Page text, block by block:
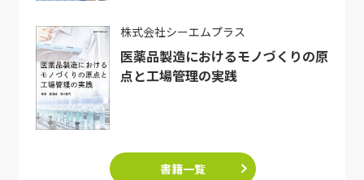
株式会社シーエムプラス
医薬品製造におけるモノづくりの原
点と工場管理の実践
書籍一覧